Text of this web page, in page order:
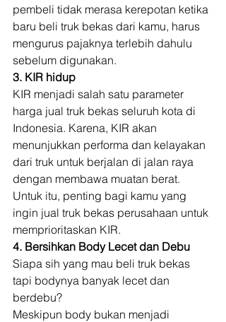
pembeli tidak merasa kerepotan ketika
baru beli truk bekas dari kamu, harus
mengurus pajaknya terlebih dahulu
sebelum digunakan.
3. KIR hidup
KIR menjadi salah satu parameter
harga jual truk bekas seluruh kota di
Indonesia. Karena, KIR akan
menunjukkan performa dan kelayakan
dari truk untuk berjalan di jalan raya
dengan membawa muatan berat.
Untuk itu, penting bagi kamu yang
ingin jual truk bekas perusahaan untuk
memprioritaskan KIR.
4. Bersihkan Body Lecet dan Debu
Siapa sih yang mau beli truk bekas
tapi bodynya banyak lecet dan
berdebu?
Meskipun body bukan menjadi